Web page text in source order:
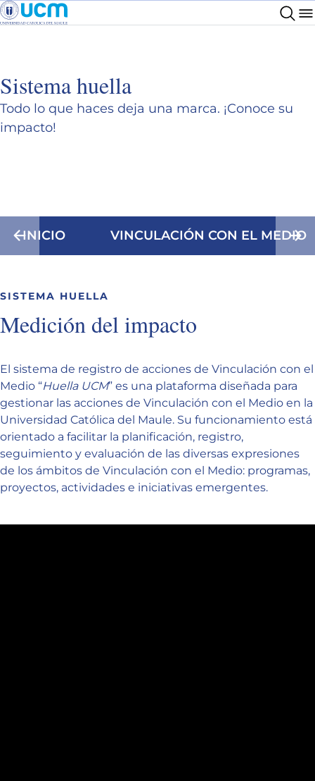
Sistema huella
Todo lo que haces deja una marca. ¡Conoce su
impacto!
INICIO VINCULACIÓN CON EL MEDIO
SISTEMA HUELLA
Medición del impacto
El sistema de registro de acciones de Vinculación con el
Medio “Huella UCM” es una plataforma diseñada para
gestionar las acciones de Vinculación con el Medio en la
Universidad Católica del Maule. Su funcionamiento está
orientado a facilitar la planificación, registro,
seguimiento y evaluación de las diversas expresiones
de los ámbitos de Vinculación con el Medio: programas,
proyectos, actividades e iniciativas emergentes.